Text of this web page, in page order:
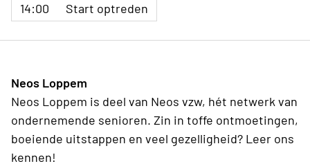
14:00
Start optreden
Neos Loppem
Neos Loppem is deel van Neos vzw, hét netwerk van
ondernemende senioren. Zin in toffe ontmoetingen,
boeiende uitstappen en veel gezelligheid? Leer ons
kennen!